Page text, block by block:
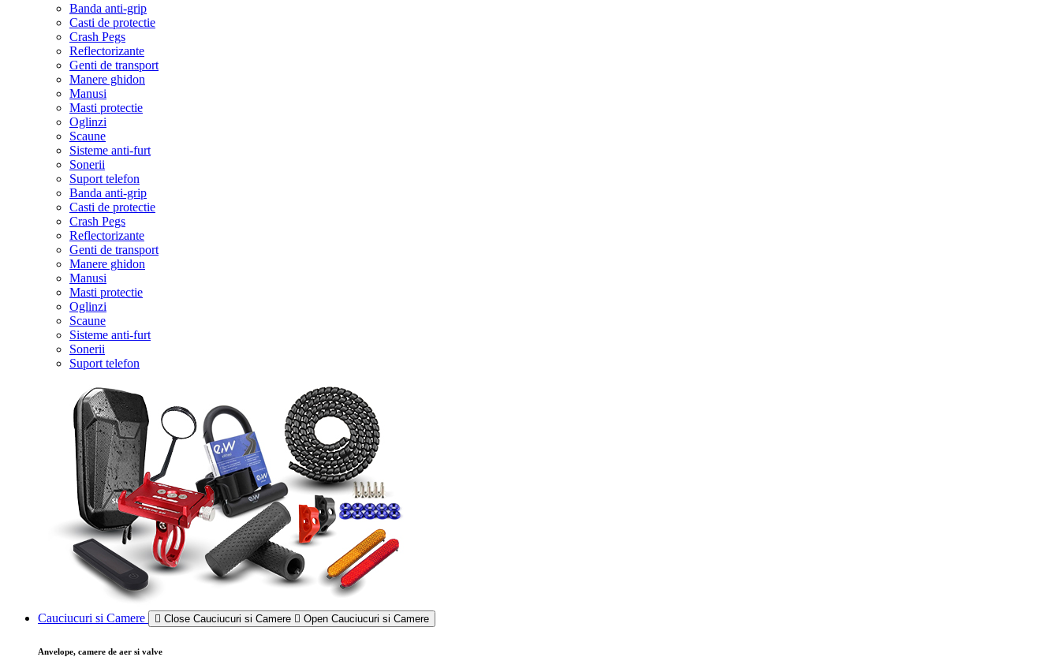
Banda anti-grip
Casti de protectie
Crash Pegs
Reflectorizante
Genti de transport
Manere ghidon
Manusi
Masti protectie
Oglinzi
Scaune
Sisteme anti-furt
Sonerii
Suport telefon
Banda anti-grip
Casti de protectie
Crash Pegs
Reflectorizante
Genti de transport
Manere ghidon
Manusi
Masti protectie
Oglinzi
Scaune
Sisteme anti-furt
Sonerii
Suport telefon
Cauciucuri si Camere Close Cauciucuri si Camere Open Cauciucuri si Camere
Anvelope, camere de aer si valve